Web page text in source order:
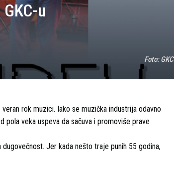
u
Foto:GKC
rok muzici. Iako se muzička industrija odavno
veka uspeva da sačuva i promoviše prave
Jer kada nešto traje punih 55 godina,